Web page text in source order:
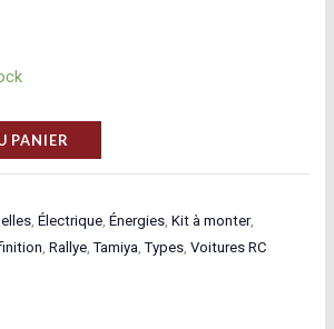
PANIER
,Électrique,Énergies,Kit à monter,
,Rallye,Tamiya,Types,Voitures RC